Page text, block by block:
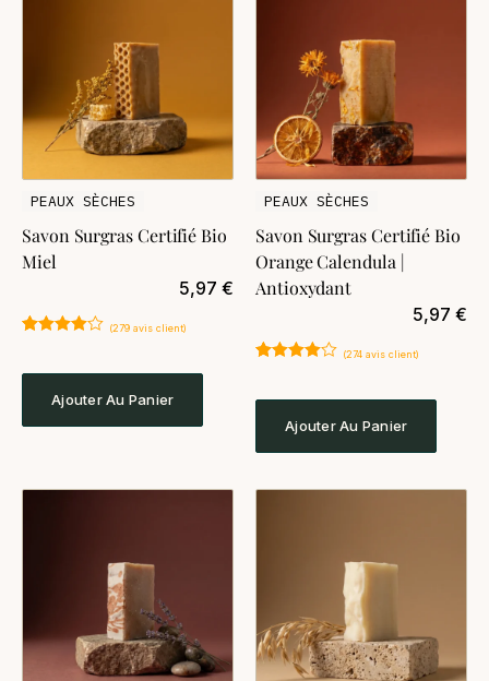
PEAUX SÈCHES
Savon Surgras Certifié Bio
Miel
5,97 €
basé sur
notations
client
(279avis client)
Ajouter Au Panier
PEAUX SÈCHES
Savon Surgras Certifié Bio
Orange Calendula |
Antioxydant
5,97 €
basé sur
notations
client
(274avis client)
Ajouter Au Panier